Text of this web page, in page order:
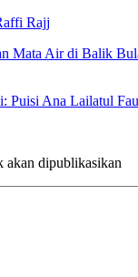
Rajj
Mata Air di Balik
Puisi Ana Lailatul
akan dipublikasikan